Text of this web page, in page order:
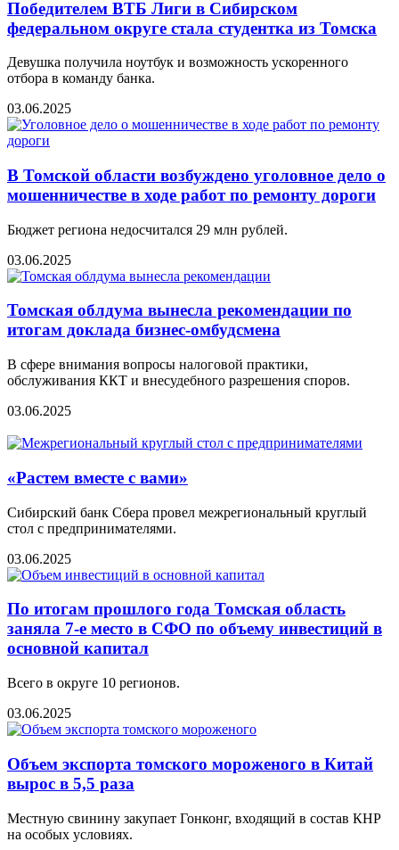
Победителем ВТБ Лиги в Сибирском
федеральном округе стала студентка из Томска
Девушка получила ноутбук и возможность ускоренного
отбора в команду банка.
03.06.2025
В Томской области возбуждено уголовное дело о
мошенничестве в ходе работ по ремонту дороги
Бюджет региона недосчитался 29 млн рублей.
03.06.2025
Томская облдума вынесла рекомендации по
итогам доклада бизнес-омбудсмена
В сфере внимания вопросы налоговой практики,
обслуживания ККТ и внесудебного разрешения споров.
03.06.2025
«Растем вместе с вами»
Сибирский банк Сбера провел межрегиональный круглый
стол с предпринимателями.
03.06.2025
По итогам прошлого года Томская область
заняла 7-е место в СФО по объему инвестиций в
основной капитал
Всего в округе 10 регионов.
03.06.2025
Объем экспорта томского мороженого в Китай
вырос в 5,5 раза
Местную свинину закупает Гонконг, входящий в состав КНР
на особых условиях.